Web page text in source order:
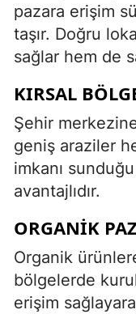
pazara erişim
taşır. Doğru
sağlar hem de
KIRSAL
Şehir
geniş araziler
imkanı
avantajlıdır.
ORGANIK
Organik
bölgelerde
erişim